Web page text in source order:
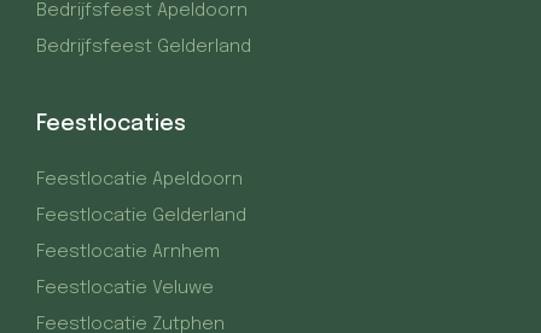
Bedrijfsfeest Apeldoorn
Bedrijfsfeest Gelderland
Feestlocaties
Feestlocatie Apeldoorn
Feestlocatie Gelderland
Feestlocatie Arnhem
Feestlocatie Veluwe
Feestlocatie Zutphen